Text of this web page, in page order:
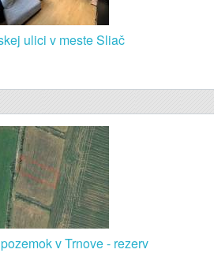
ulici v meste Sliač
v Trnove - rezerv